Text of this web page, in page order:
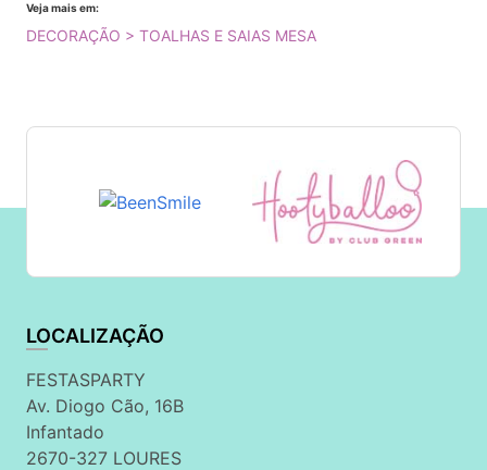
Veja mais em:
DECORAÇÃO > TOALHAS E SAIAS MESA
LOCALIZAÇÃO
FESTASPARTY
Av. Diogo Cão, 16B
Infantado
2670-327 LOURES